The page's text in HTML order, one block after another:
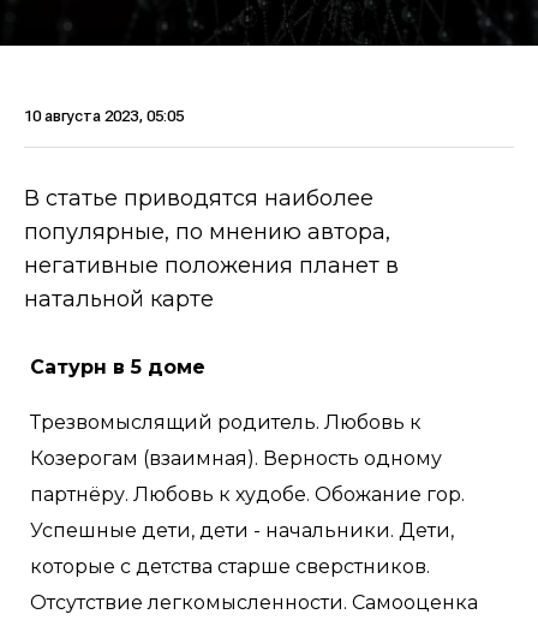
10 августа 2023, 05:05
В статье приводятся наиболее
популярные, по мнению автора,
негативные положения планет в
натальной карте
Сатурн в 5 доме
Трезвомыслящий родитель. Любовь к
Козерогам (взаимная). Верность одному
партнёру. Любовь к худобе. Обожание гор.
Успешные дети, дети - начальники. Дети,
которые с детства старше сверстников.
Отсутствие легкомысленности. Самооценка